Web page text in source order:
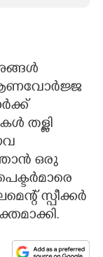
ആണവോർജ്ജ
തള്ളി
ഒരു
സ്പീക്കർ